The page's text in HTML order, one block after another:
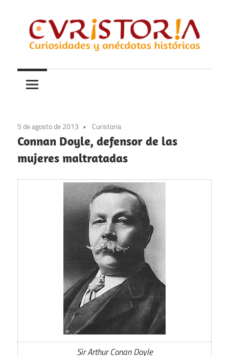
contenido
Curistoria
y
anécdotas
historia
5 de agosto de 2013 Curistoria
Connan Doyle, defensor de las
mujeres maltratadas
Sir Arthur Conan Doyle